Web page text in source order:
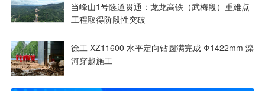
当峰山1号隧道贯通：龙龙高铁（武梅段）重难点
工程取得阶段性突破
徐工 XZ11600 水平定向钻圆满完成 Φ1422mm 滦
河穿越施工